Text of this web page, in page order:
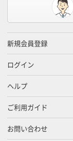
新規会員登録
ログイン
ヘルプ
ご利用ガイド
お問い合わせ